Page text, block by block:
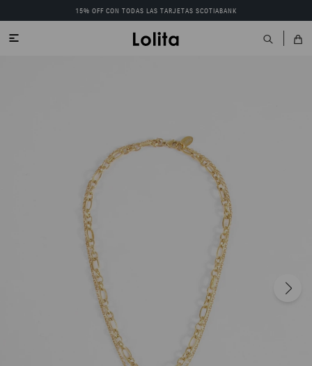
15% OFF CON TODAS LAS TARJETAS SCOTIABANK
